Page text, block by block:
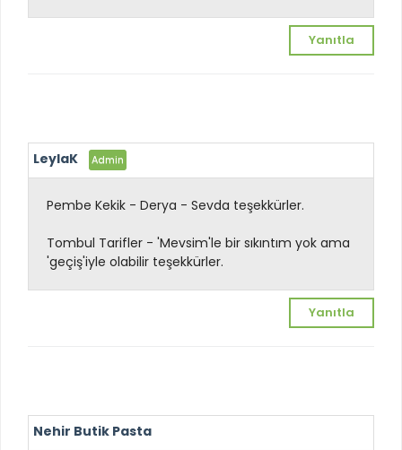
Yanıtla
LeylaK
Pembe Kekik - Derya - Sevda teşekkürler.
Tombul Tarifler - 'Mevsim'le bir sıkıntım yok ama
'geçiş'iyle olabilir teşekkürler.
Yanıtla
Nehir Butik Pasta